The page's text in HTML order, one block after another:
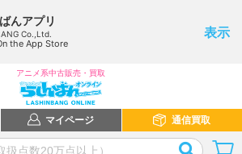
んアプリ
Co.,Ltd.
the App Store
表示
アニメ系中古販売・買取
マイページ 通信買取